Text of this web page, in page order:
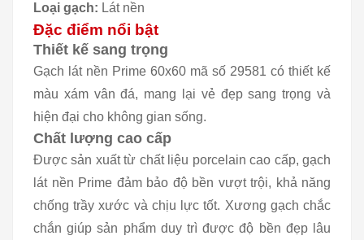
Loại gạch: Lát nền
Đặc điểm nổi bật
Thiết kế sang trọng
Gạch lát nền Prime 60x60 mã số 29581 có thiết kế
màu xám vân đá, mang lại vẻ đẹp sang trọng và
hiện đại cho không gian sống.
Chất lượng cao cấp
Được sản xuất từ chất liệu porcelain cao cấp, gạch
lát nền Prime đảm bảo độ bền vượt trội, khả năng
chống trầy xước và chịu lực tốt. Xương gạch chắc
chắn giúp sản phẩm duy trì được độ bền đẹp lâu